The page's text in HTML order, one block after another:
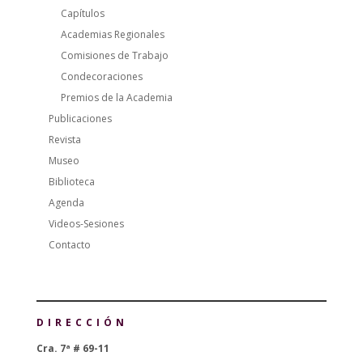
Capítulos
Academias Regionales
Comisiones de Trabajo
Condecoraciones
Premios de la Academia
Publicaciones
Revista
Museo
Biblioteca
Agenda
Videos-Sesiones
Contacto
DIRECCIÓN
Cra. 7ª # 69-11